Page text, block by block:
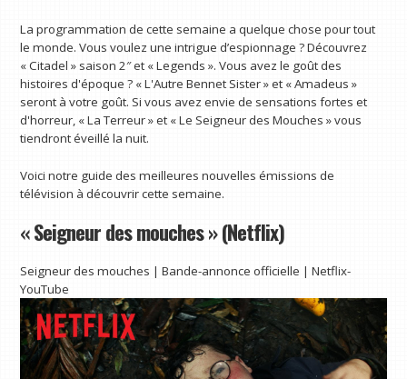
La programmation de cette semaine a quelque chose pour tout
le monde. Vous voulez une intrigue d’espionnage ? Découvrez
« Citadel » saison 2″ et « Legends ». Vous avez le goût des
histoires d'époque ? « L'Autre Bennet Sister » et « Amadeus »
seront à votre goût. Si vous avez envie de sensations fortes et
d'horreur, « La Terreur » et « Le Seigneur des Mouches » vous
tiendront éveillé la nuit.
Voici notre guide des meilleures nouvelles émissions de
télévision à découvrir cette semaine.
« Seigneur des mouches » (Netflix)
Seigneur des mouches | Bande-annonce officielle | Netflix-
YouTube